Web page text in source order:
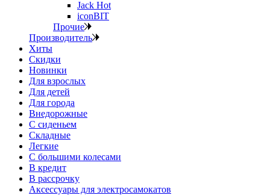
Jack Hot
iconBIT
Прочие
Производитель
Хиты
Скидки
Новинки
Для взрослых
Для детей
Для города
Внедорожные
С сиденьем
Складные
Легкие
С большими колесами
В кредит
В рассрочку
Аксессуары для электросамокатов